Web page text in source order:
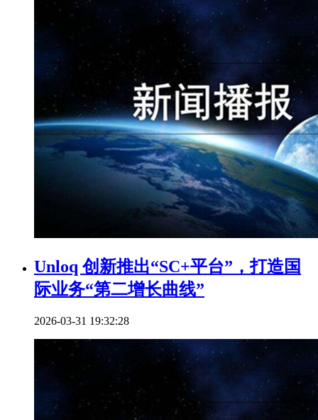
Unloq 创新推出“SC+平台”，打造国
际业务“第二增长曲线”
2026-03-31 19:32:28